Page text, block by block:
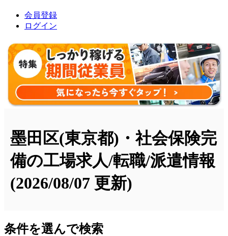
会員登録
ログイン
墨田区(東京都)・社会保険完
備の工場求人/転職/派遣情報
(2026/08/07 更新)
条件を選んで検索